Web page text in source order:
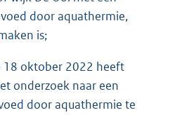
door aquathermie,
is;
18 oktober 2022 heeft
onderzoek naar een
door aquathermie te